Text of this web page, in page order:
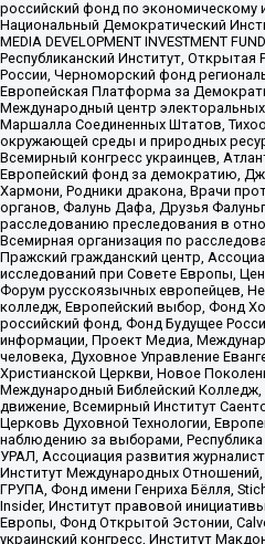
российский фонд по экономическому
Национальный Демократический
MEDIA DEVELOPMENT INVESTMENT
Республиканский Институт, Открытая
России, Черноморский фонд
Европейская Платформа за
Международный центр
Маршалла Соединенных Штатов,
окружающей среды и природных
Всемирный конгресс украинцев,
Европейский фонд за демократию,
Хармони, Родники дракона, Врачи
органов, Фалунь Дафа, Друзья
расследованию преследования в
Всемирная организация по
Пражский гражданский центр,
исследований при Совете Европы,
Форум русскоязычных европейцев,
колледж, Европейский выбор, Фонд
российский фонд, Фонд Будущее
информации, Проект Медиа,
человека, Духовное Управление
Христианской Церкви, Новое
Международный Библейский
движение, Всемирный Институт
Церковь Духовной Технологии,
наблюдению за выборами,
УРАЛ, Ассоциация развития
Институт Международных
ГРУПА, Фонд имени Генриха Бёлля,
Insider, Институт правовой
Европы, Фонд Открытой Эстонии,
украинский конгресс, Институт